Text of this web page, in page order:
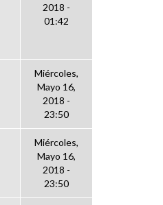
2018 -
01:42
Miércoles,
Mayo 16,
2018 -
23:50
Miércoles,
Mayo 16,
2018 -
23:50